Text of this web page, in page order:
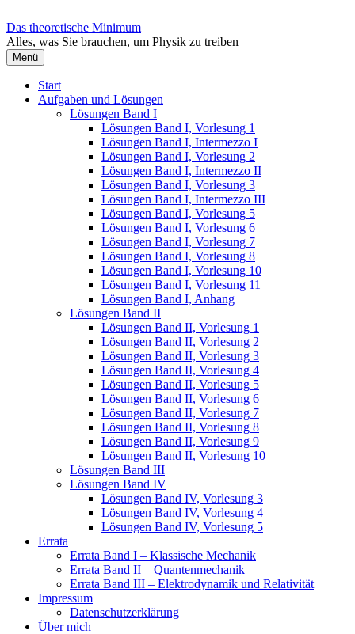
Inhalt
überspringen
Das theoretische Minimum
Alles, was Sie brauchen, um Physik zu treiben
Menü
Start
Aufgaben und Lösungen
Lösungen Band I
Lösungen Band I, Vorlesung 1
Lösungen Band I, Intermezzo I
Lösungen Band I, Vorlesung 2
Lösungen Band I, Intermezzo II
Lösungen Band I, Vorlesung 3
Lösungen Band I, Intermezzo III
Lösungen Band I, Vorlesung 5
Lösungen Band I, Vorlesung 6
Lösungen Band I, Vorlesung 7
Lösungen Band I, Vorlesung 8
Lösungen Band I, Vorlesung 10
Lösungen Band I, Vorlesung 11
Lösungen Band I, Anhang
Lösungen Band II
Lösungen Band II, Vorlesung 1
Lösungen Band II, Vorlesung 2
Lösungen Band II, Vorlesung 3
Lösungen Band II, Vorlesung 4
Lösungen Band II, Vorlesung 5
Lösungen Band II, Vorlesung 6
Lösungen Band II, Vorlesung 7
Lösungen Band II, Vorlesung 8
Lösungen Band II, Vorlesung 9
Lösungen Band II, Vorlesung 10
Lösungen Band III
Lösungen Band IV
Lösungen Band IV, Vorlesung 3
Lösungen Band IV, Vorlesung 4
Lösungen Band IV, Vorlesung 5
Errata
Errata Band I – Klassische Mechanik
Errata Band II – Quantenmechanik
Errata Band III – Elektrodynamik und Relativität
Impressum
Datenschutzerklärung
Über mich